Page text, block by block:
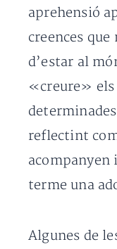
aprehensió
creences
d’estar al
«creure» els
reflectint
terme una
Algunes de